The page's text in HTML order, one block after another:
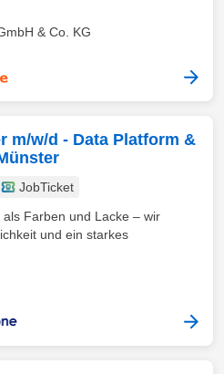
& Co. KG
m/w/d - Data Platform &
JobTicket
Farben und Lacke – wir
und ein starkes